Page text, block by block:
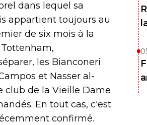
dans lequel sa
appartient toujours au
de six mois à la
les Bianconeri
et Nasser al-
de la Vieille Dame
En tout cas, c'est
confirmé.